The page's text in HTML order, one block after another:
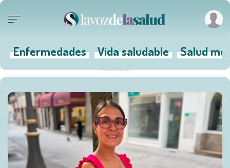
Enfermedades Vida saludable Salud